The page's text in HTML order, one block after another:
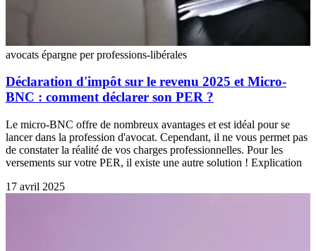
avocats épargne perprofessions-libérales
Déclaration d'impôt sur le revenu 2025 et Micro-
BNC : comment déclarer son PER ?
Le micro-BNC offre de nombreux avantages et est idéal pour se
lancer dans la profession d'avocat. Cependant, il ne vous permet pas
de constater la réalité de vos charges professionnelles. Pour les
versements sur votre PER, il existe une autre solution ! Explication
17 avril 2025